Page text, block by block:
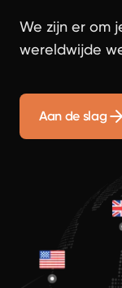
We zijn er om
wereldwijde
Aan de slag